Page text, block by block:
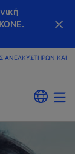
ΑΝΕΛΚΥΣΤΉΡΩΝ ΚΑΙ